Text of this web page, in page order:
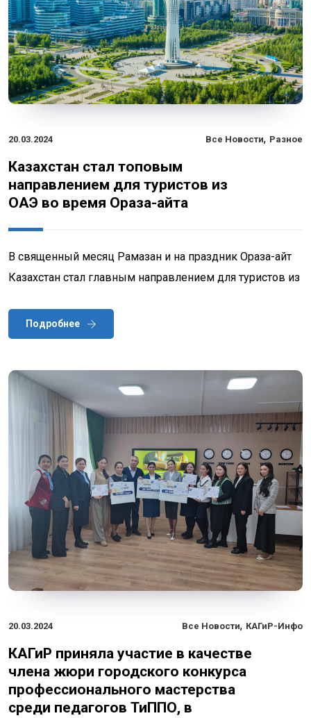
20.03.2024 Все Новости, Разное
Казахстан стал топовым
направлением для туристов из
ОАЭ во время Ораза-айта
В священный месяц Рамазан и на праздник Ораза-айт
Казахстан стал главным направлением для туристов из
Подробнее
20.03.2024 Все Новости, КАГиР-Инфо
КАГиР приняла участие в качестве
члена жюри городского конкурса
профессионального мастерства
среди педагогов ТиППО, в